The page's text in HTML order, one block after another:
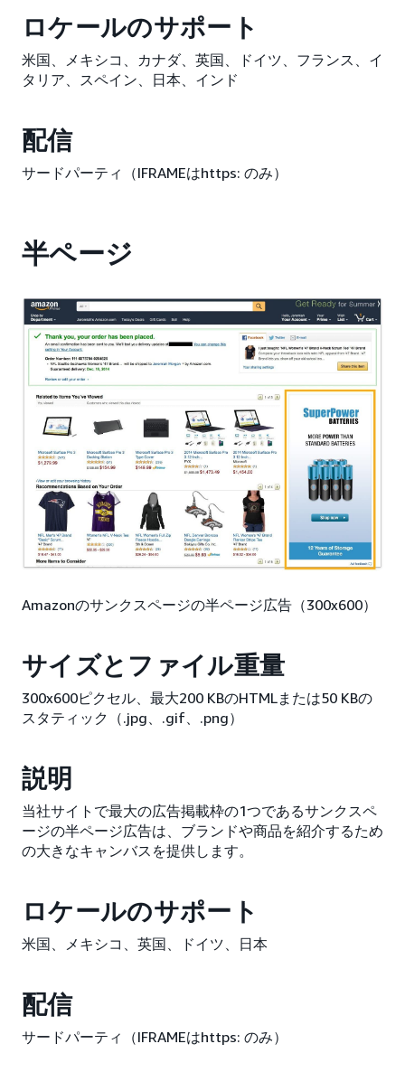
ロケールのサポート
米国、メキシコ、カナダ、英国、ドイツ、フランス、イ
タリア、スペイン、日本、インド
配信
サードパーティ（IFRAMEはhttps: のみ）
半ページ
Amazonのサンクスページの半ページ広告（300x600）
サイズとファイル重量
300x600ピクセル、最大200 KBのHTMLまたは50 KBの
スタティック（.jpg、.gif、.png）
説明
当社サイトで最大の広告掲載枠の1つであるサンクスペ
ージの半ページ広告は、ブランドや商品を紹介するため
の大きなキャンバスを提供します。
ロケールのサポート
米国、メキシコ、英国、ドイツ、日本
配信
サードパーティ（IFRAMEはhttps: のみ）